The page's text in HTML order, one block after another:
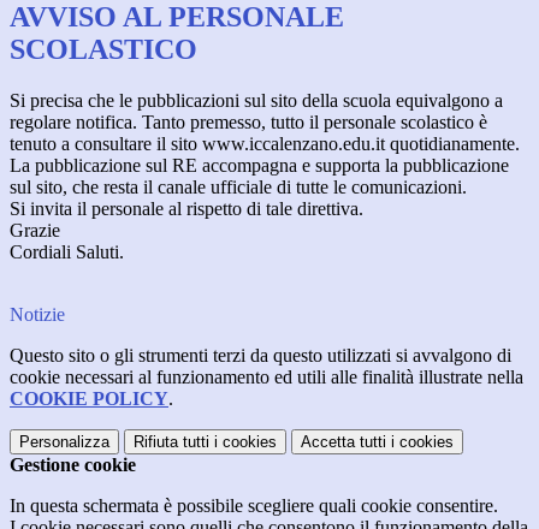
AVVISO AL PERSONALE
SCOLASTICO
Si precisa che le pubblicazioni sul sito della scuola equivalgono a
regolare notifica. Tanto premesso, tutto il personale scolastico è
tenuto a consultare il sito www.iccalenzano.edu.it quotidianamente.
La pubblicazione sul RE accompagna e supporta la pubblicazione
sul sito, che resta il canale ufficiale di tutte le comunicazioni.
Si invita il personale al rispetto di tale direttiva.
Grazie
Cordiali Saluti.
Notizie
Questo sito o gli strumenti terzi da questo utilizzati si avvalgono di
cookie necessari al funzionamento ed utili alle finalità illustrate nella
COOKIE POLICY.
Personalizza Rifiuta tutti i cookies Accetta tutti i cookies
Gestione cookie
In questa schermata è possibile scegliere quali cookie consentire.